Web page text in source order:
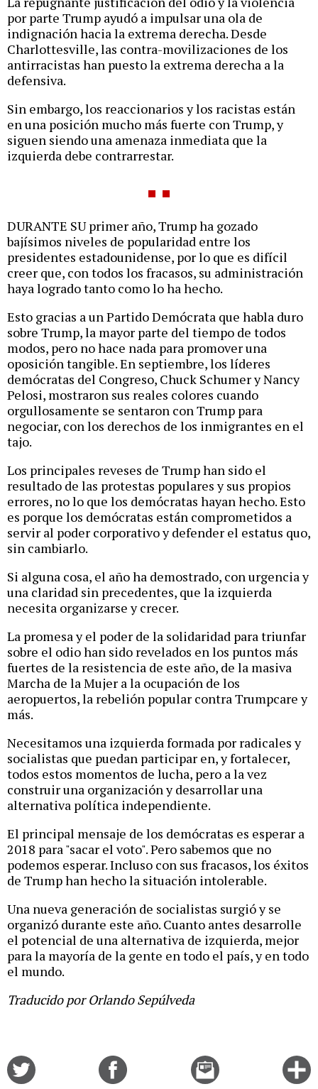
por parte Trump ayudó a impulsar una ola de
indignación hacia la extrema derecha. Desde
Charlottesville, las contra-movilizaciones de los
antirracistas han puesto la extrema derecha a la
defensiva.
Sin embargo, los reaccionarios y los racistas están
en una posición mucho más fuerte con Trump, y
siguen siendo una amenaza inmediata que la
izquierda debe contrarrestar.
DURANTE SU primer año, Trump ha gozado
bajísimos niveles de popularidad entre los
presidentes estadounidense, por lo que es difícil
creer que, con todos los fracasos, su administración
haya logrado tanto como lo ha hecho.
Esto gracias a un Partido Demócrata que habla duro
sobre Trump, la mayor parte del tiempo de todos
modos, pero no hace nada para promover una
oposición tangible. En septiembre, los líderes
demócratas del Congreso, Chuck Schumer y Nancy
Pelosi, mostraron sus reales colores cuando
orgullosamente se sentaron con Trump para
negociar, con los derechos de los inmigrantes en el
tajo.
Los principales reveses de Trump han sido el
resultado de las protestas populares y sus propios
errores, no lo que los demócratas hayan hecho. Esto
es porque los demócratas están comprometidos a
servir al poder corporativo y defender el estatus quo,
sin cambiarlo.
Si alguna cosa, el año ha demostrado, con urgencia y
una claridad sin precedentes, que la izquierda
necesita organizarse y crecer.
La promesa y el poder de la solidaridad para triunfar
sobre el odio han sido revelados en los puntos más
fuertes de la resistencia de este año, de la masiva
Marcha de la Mujer a la ocupación de los
aeropuertos, la rebelión popular contra Trumpcare y
más.
Necesitamos una izquierda formada por radicales y
socialistas que puedan participar en, y fortalecer,
todos estos momentos de lucha, pero a la vez
construir una organización y desarrollar una
alternativa política independiente.
El principal mensaje de los demócratas es esperar a
2018 para "sacar el voto". Pero sabemos que no
podemos esperar. Incluso con sus fracasos, los éxitos
de Trump han hecho la situación intolerable.
Una nueva generación de socialistas surgió y se
organizó durante este año. Cuanto antes desarrolle
el potencial de una alternativa de izquierda, mejor
para la mayoría de la gente en todo el país, y en todo
el mundo.
Traducido por Orlando Sepúlveda
Email
this